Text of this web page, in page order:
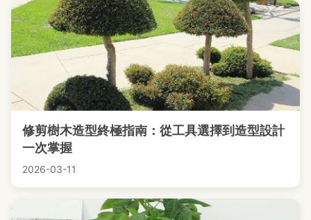
修剪樹木造型終極指南：從工具選擇到造型設計
一次掌握
2026-03-11